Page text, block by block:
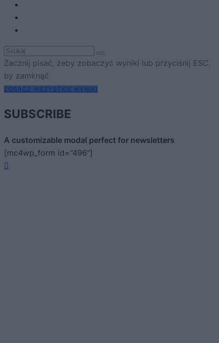
Zacznij pisać, żeby zobaczyć wyniki lub przyciśnij ESC,
by zamknąć
ZOBACZ WSZYSTKIE WYNIKI
SUBSCRIBE
A customizable modal perfect for newsletters
[mc4wp_form id="496"]